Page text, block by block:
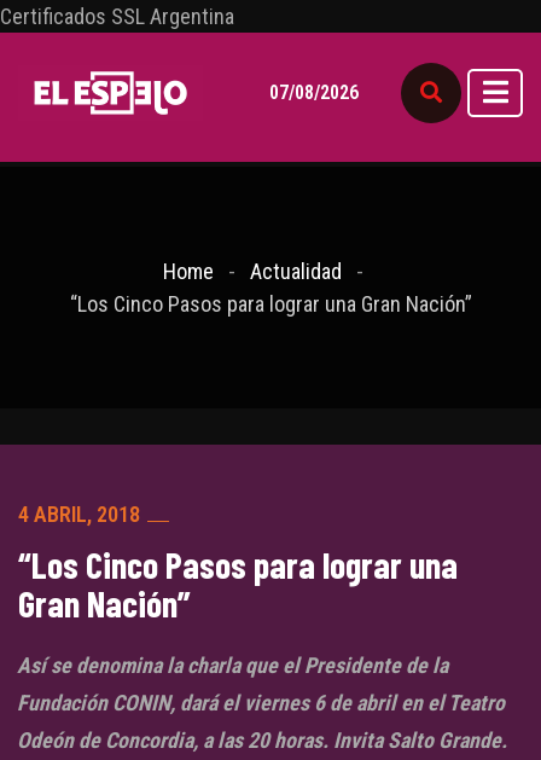
Certificados SSL Argentina
07/08/2026
Home
Actualidad
“Los Cinco Pasos para lograr una Gran Nación”
4 ABRIL, 2018
“Los Cinco Pasos para lograr una
Gran Nación”
Así se denomina la charla que el Presidente de la
Fundación CONIN, dará el viernes 6 de abril en el Teatro
Odeón de Concordia, a las 20 horas. Invita Salto Grande.